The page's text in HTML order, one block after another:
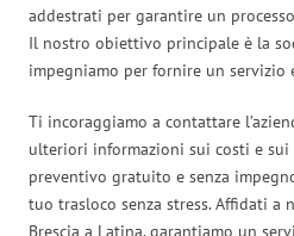
addestrati per garantire un
Il nostro obiettivo principale è la
impegniamo per fornire un servizio
Ti incoraggiamo a contattare
ulteriori informazioni sui costi e sui
preventivo gratuito e senza
tuo trasloco senza stress. Affidati a
Brescia a Latina, garantiamo un